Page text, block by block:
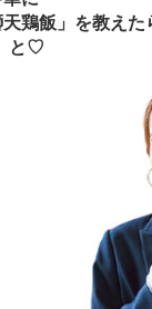
鶏飯」を教えた
と♡